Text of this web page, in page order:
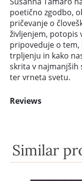
poetično zgodbo,
pričevanje o
življenjem, potopis
pripoveduje o tem,
trpljenju in kako
skrita v najmanjših
ter vrneta svetu.
Reviews
Similar